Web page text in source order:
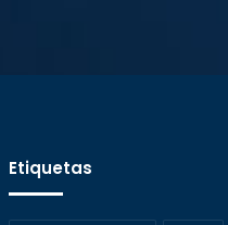
Etiquetas